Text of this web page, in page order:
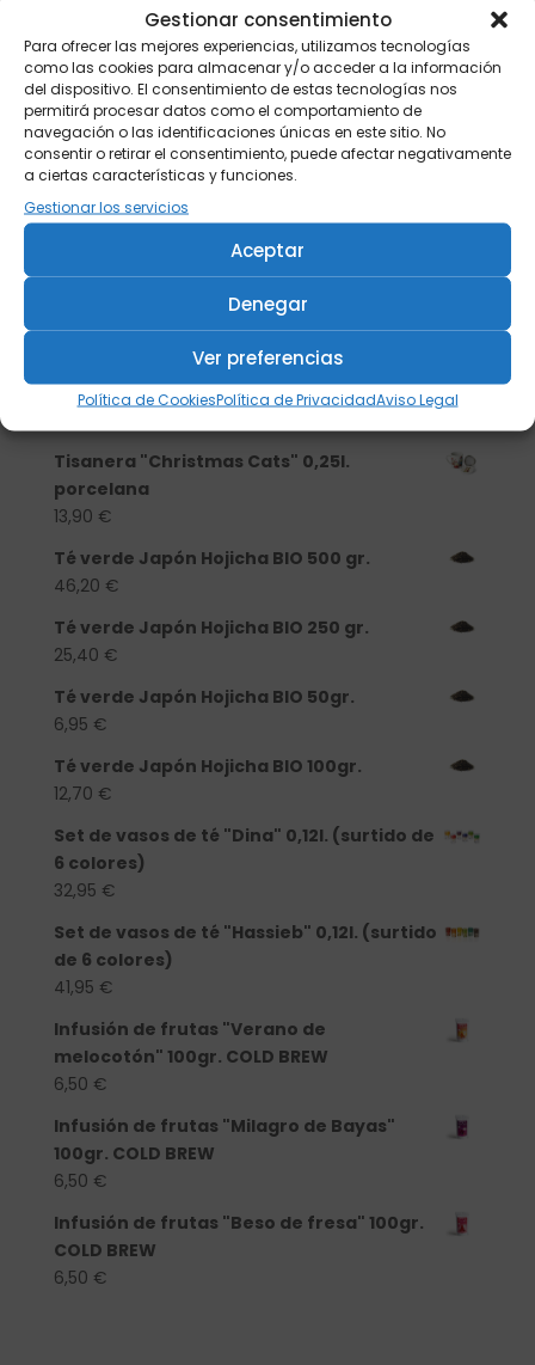
Gestionar consentimiento
Para ofrecer las mejores experiencias, utilizamos tecnologías
como las cookies para almacenar y/o acceder a la información
del dispositivo. El consentimiento de estas tecnologías nos
permitirá procesar datos como el comportamiento de
navegación o las identificaciones únicas en este sitio. No
consentir o retirar el consentimiento, puede afectar negativamente
a ciertas características y funciones.
Gestionar los servicios
Aceptar
Denegar
Ver preferencias
Política de CookiesPolítica de PrivacidadAviso Legal
Productos
Tisanera "Christmas Cats" 0,25l.
porcelana
13,90 €
Té verde Japón Hojicha BIO 500 gr.
46,20 €
Té verde Japón Hojicha BIO 250 gr.
25,40 €
Té verde Japón Hojicha BIO 50gr.
6,95 €
Té verde Japón Hojicha BIO 100gr.
12,70 €
Set de vasos de té "Dina" 0,12l. (surtido de
6 colores)
32,95 €
Set de vasos de té "Hassieb" 0,12l. (surtido
de 6 colores)
41,95 €
Infusión de frutas "Verano de
melocotón" 100gr. COLD BREW
6,50 €
Infusión de frutas "Milagro de Bayas"
100gr. COLD BREW
6,50 €
Infusión de frutas "Beso de fresa" 100gr.
COLD BREW
6,50 €